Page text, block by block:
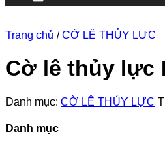
Trang chủ / CỜ LÊ THỦY LỰC
Cờ lê thủy lực
Danh mục: CỜ LÊ THỦY LỰC
Danh mục